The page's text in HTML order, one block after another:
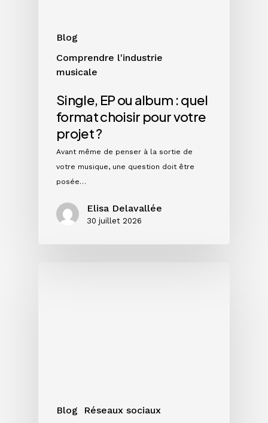
Blog
Comprendre l'industrie
musicale
projet
Single, EP ou album : quel
format choisir pour votre
projet ?
Avant même de penser à la sortie de
votre musique, une question doit être
posée…
Elisa Delavallée
30 juillet 2026
Blog Réseaux sociaux